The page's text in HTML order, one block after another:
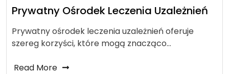
Prywatny Ośrodek Leczenia Uzależnień
Prywatny ośrodek leczenia uzależnień oferuje
szereg korzyści, które mogą znacząco…
Read More